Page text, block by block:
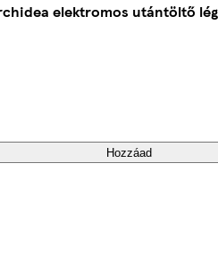
elektromos utántöltő
Hozzáad